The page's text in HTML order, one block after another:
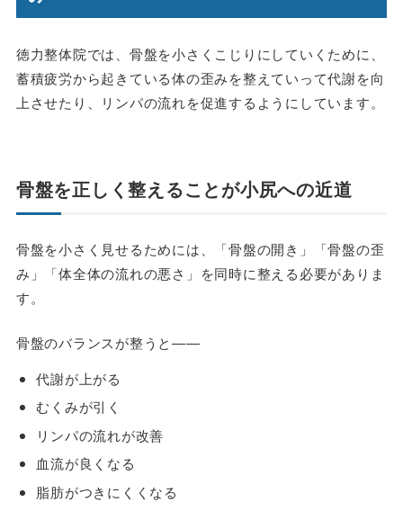
徳力整体院では、骨盤を小さくこじりにしていくために、
蓄積疲労から起きている体の歪みを整えていって代謝を向
上させたり、リンパの流れを促進するようにしています。
骨盤を正しく整えることが小尻への近道
骨盤を小さく見せるためには、「骨盤の開き」「骨盤の歪
み」「体全体の流れの悪さ」を同時に整える必要がありま
す。
骨盤のバランスが整うと――
代謝が上がる
むくみが引く
リンパの流れが改善
血流が良くなる
脂肪がつきにくくなる